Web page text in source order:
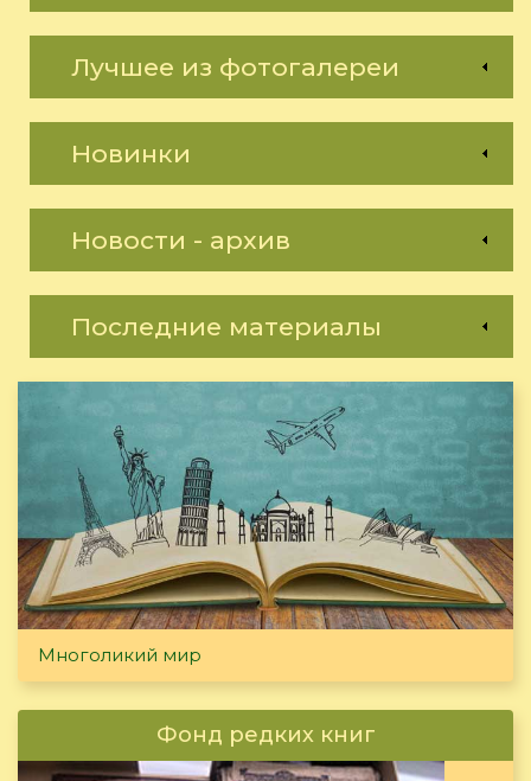
Лучшее из фотогалереи
Новинки
Новости - архив
Последние материалы
Многоликий мир
Фонд редких книг